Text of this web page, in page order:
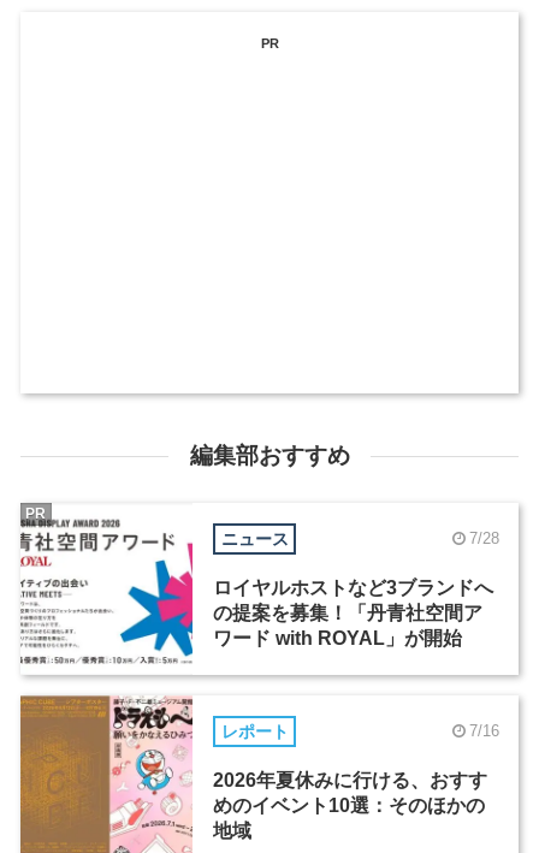
PR
編集部おすすめ
ニュース 7/28
ロイヤルホストなど3ブランドへ
の提案を募集！「丹青社空間ア
ワード with ROYAL」が開始
PR
レポート 7/16
2026年夏休みに行ける、おすす
めのイベント10選：そのほかの
地域